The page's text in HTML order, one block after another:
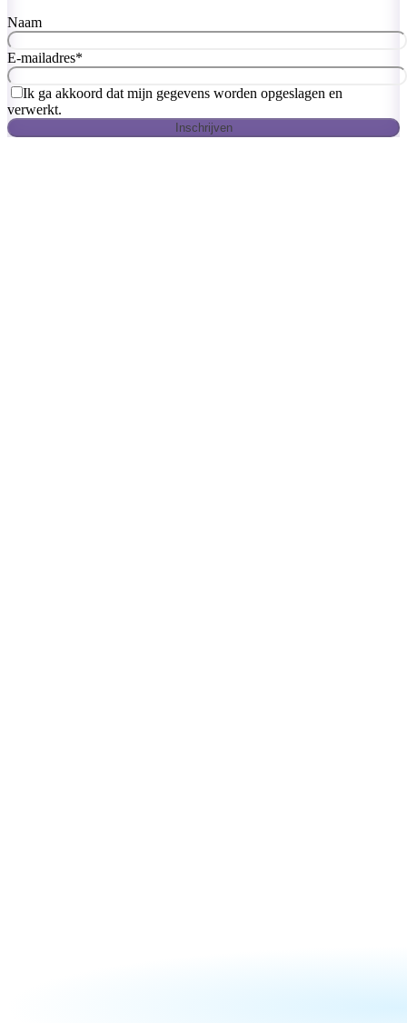
Naam
E-mailadres*
Ik ga akkoord dat mijn gegevens worden opgeslagen en
verwerkt.
Inschrijven